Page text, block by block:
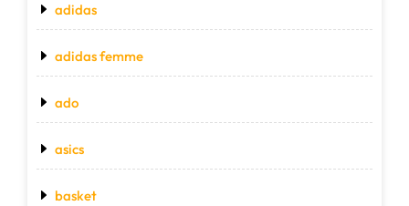
adidas
adidas femme
ado
asics
basket